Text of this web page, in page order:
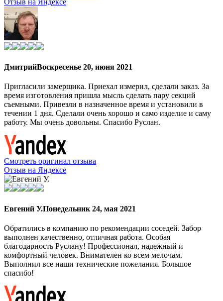
ДмитрийВоскресенье 20, июня 2021
Пригласили замерщика. Приехал измерил, сделали заказ. За
время изготовления пришла мысль сделать пару секций
съемными. Привезли в назначенное время и установили в
течении 1 дня. Сделали очень хорошо и само изделие и саму
работу. Мы очень довольны. Спасибо Руслан.
Смотреть оригинал отзыва
Отзыв на Яндексе
Евгений У.Понедельник 24, мая 2021
Обратились в компанию по рекомендации соседей. Забор
выполнен качественно, отличная работа. Особая
благодарность Руслану! Профессионал, надежный и
комфортный человек. Внимателен ко всем мелочам.
Выполнил все наши технические пожелания. Большое
спасибо!